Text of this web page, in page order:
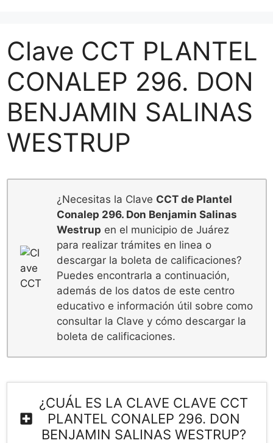
Clave CCT PLANTEL
CONALEP 296. DON
BENJAMIN SALINAS
WESTRUP
¿Necesitas la Clave CCT de Plantel
Conalep 296. Don Benjamin Salinas
Westrup en el municipio de Juárez
para realizar trámites en linea o
descargar la boleta de calificaciones?
Puedes encontrarla a continuación,
además de los datos de este centro
educativo e información útil sobre como
consultar la Clave y cómo descargar la
boleta de calificaciones.
¿CUÁL ES LA CLAVE CLAVE CCT
PLANTEL CONALEP 296. DON
BENJAMIN SALINAS WESTRUP?